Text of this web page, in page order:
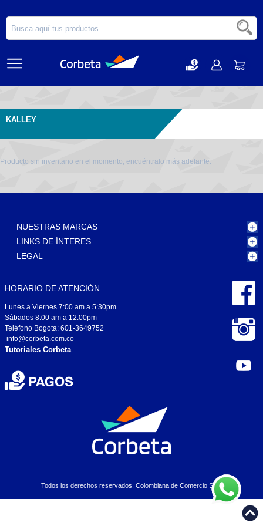
KALLEY
Producto sin inventario en el momento, encuéntralo más adelante.
NUESTRAS MARCAS
LINKS DE ÍNTERES
LEGAL
HORARIO DE ATENCIÓN
Lunes a Viernes 7:00 am a 5:30pm
Sábados 8:00 am a 12:00pm
Teléfono Bogota: 601-3649752
info@corbeta.com.co
Tutoriales Corbeta
Todos los derechos reservados. Colombiana de Comercio S.A..